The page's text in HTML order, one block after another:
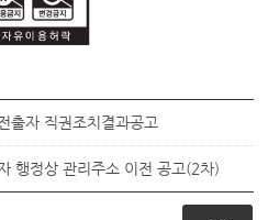
출자 직권조치결과공고
행정상 관리주소 이전 공고(2차)